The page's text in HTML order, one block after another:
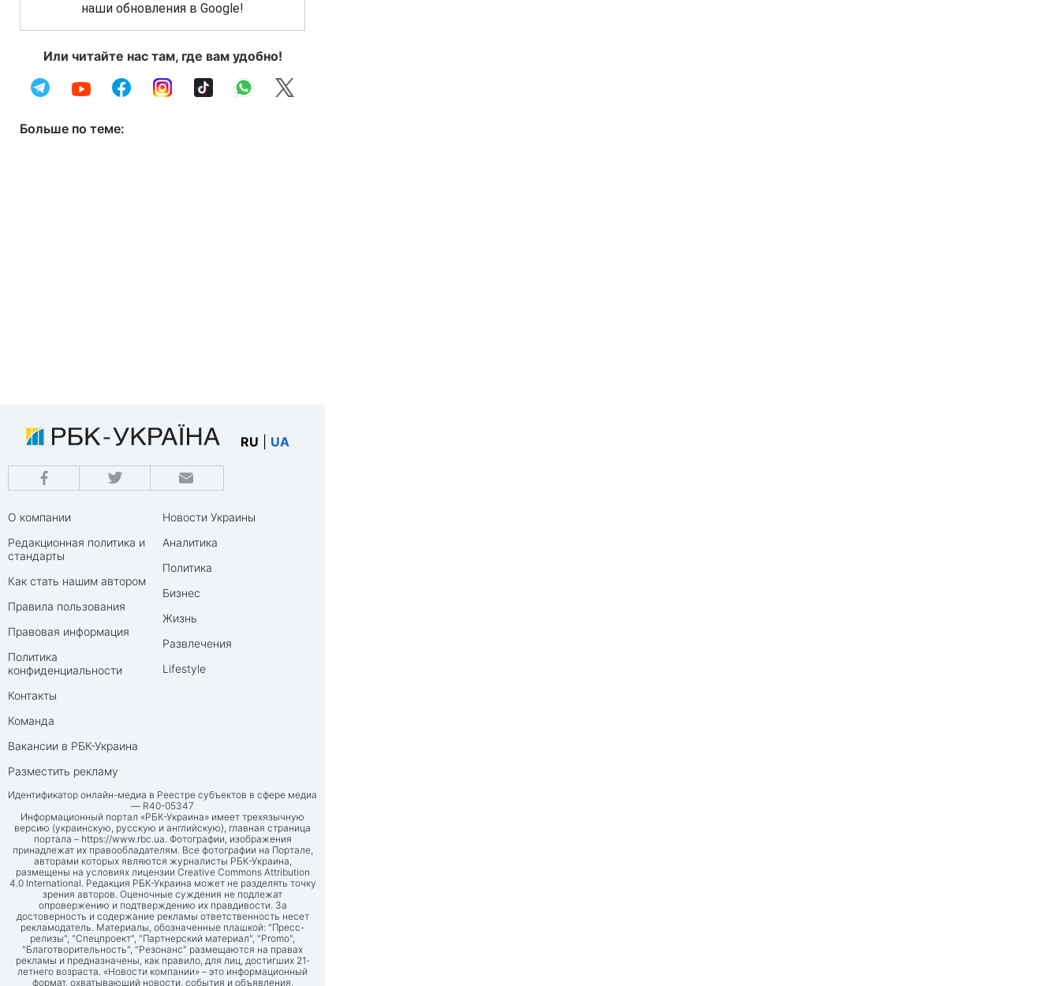
наши обновления в Google!
Или читайте нас там, где вам удобно!
Больше по теме:
RU UA
О компании
Редакционная политика и
стандарты
Как стать нашим автором
Правила пользования
Правовая информация
Политика
конфиденциальности
Контакты
Команда
Вакансии в РБК-Украина
Разместить рекламу
Новости Украины
Аналитика
Политика
Бизнес
Жизнь
Развлечения
Lifestyle
Идентификатор онлайн-медиа в Реестре субъектов в сфере медиа
— R40-05347
Информационный портал «РБК-Украина» имеет трехязычную
версию (украинскую, русскую и английскую), главная страница
портала – https://www.rbc.ua. Фотографии, изображения
принадлежат их правообладателям. Все фотографии на Портале,
авторами которых являются журналисты РБК-Украина,
размещены на условиях лицензии Creative Commons Attribution
4.0 International. Редакция РБК-Украина может не разделять точку
зрения авторов. Оценочные суждения не подлежат
опровержению и подтверждению их правдивости. За
достоверность и содержание рекламы ответственность несет
рекламодатель. Материалы, обозначенные плашкой: "Пресс-
релизы", "Спецпроект", "Партнерский материал", "Promo",
"Благотворительность", "Резонанс" размещаются на правах
рекламы и предназначены, как правило, для лиц, достигших 21-
летнего возраста. «Новости компании» – это информационный
формат, охватывающий новости, события и объявления,